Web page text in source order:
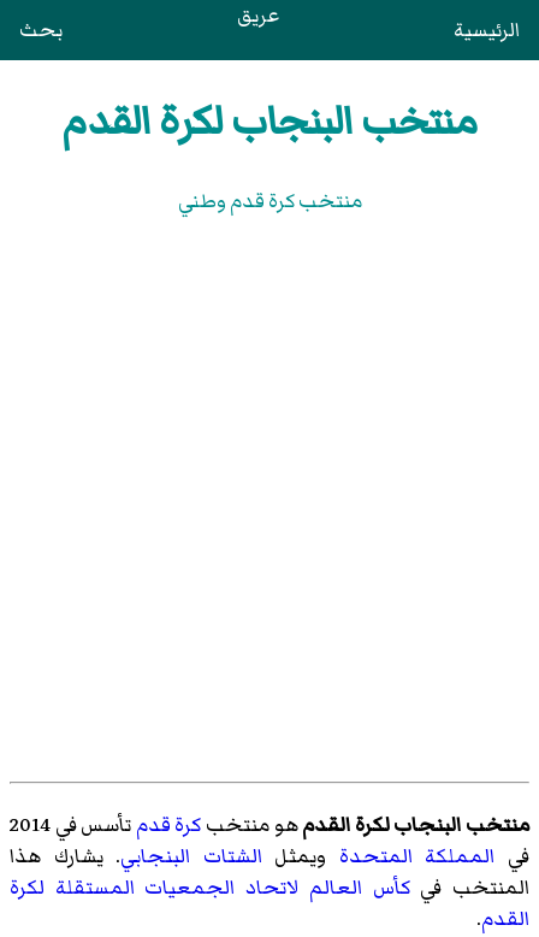
الرئيسية عريق بحث
منتخب البنجاب لكرة القدم
منتخب كرة قدم وطني
منتخب البنجاب لكرة القدمهو منتخبكرة قدم
تأسس في 2014
في المملكة المتحدة ويمثل الشتات البنجابي. يشارك هذا
المنتخب فيكأس العالم لاتحاد الجمعيات المستقلة لكرة
القدم.